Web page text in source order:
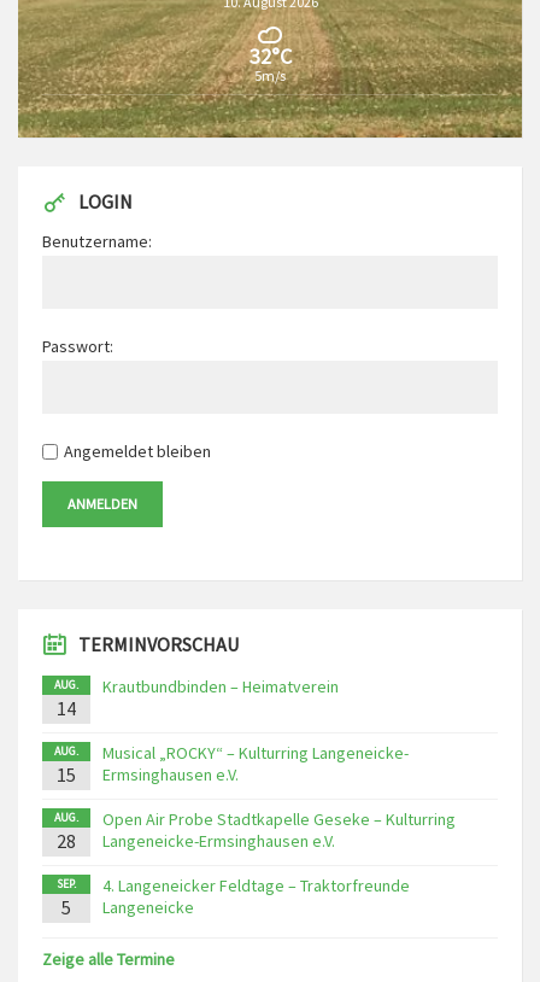
32°C
5m/s
LOGIN
Benutzername:
Passwort:
Angemeldet bleiben
ANMELDEN
TERMINVORSCHAU
AUG.
14
Krautbundbinden – Heimatverein
AUG.
15
Musical „ROCKY“ – Kulturring Langeneicke-
Ermsinghausen e.V.
AUG.
28
Open Air Probe Stadtkapelle Geseke – Kulturring
Langeneicke-Ermsinghausen e.V.
SEP.
5
4. Langeneicker Feldtage – Traktorfreunde
Langeneicke
Zeige alle Termine